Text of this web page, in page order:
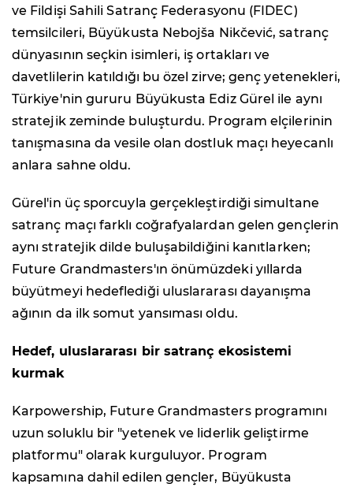
ve Fildişi Sahili Satranç Federasyonu (FIDEC)
temsilcileri, Büyükusta Nebojša Nikčević, satranç
dünyasının seçkin isimleri, iş ortakları ve
davetlilerin katıldığı bu özel zirve; genç yetenekleri,
Türkiye'nin gururu Büyükusta Ediz Gürel ile aynı
stratejik zeminde buluşturdu. Program elçilerinin
tanışmasına da vesile olan dostluk maçı heyecanlı
anlara sahne oldu.
Gürel'in üç sporcuyla gerçekleştirdiği simultane
satranç maçı farklı coğrafyalardan gelen gençlerin
aynı stratejik dilde buluşabildiğini kanıtlarken;
Future Grandmasters'ın önümüzdeki yıllarda
büyütmeyi hedeflediği uluslararası dayanışma
ağının da ilk somut yansıması oldu.
Hedef, uluslararası bir satranç ekosistemi
kurmak
Karpowership, Future Grandmasters programını
uzun soluklu bir "yetenek ve liderlik geliştirme
platformu" olarak kurguluyor. Program
kapsamına dahil edilen gençler, Büyükusta